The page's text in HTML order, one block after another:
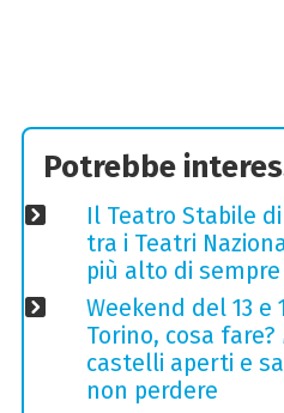
Potrebbe
Il Teatro Stabile
tra i Teatri
più alto di sempre
Weekend del 13 e
Torino, cosa fare?
castelli aperti e
non perdere